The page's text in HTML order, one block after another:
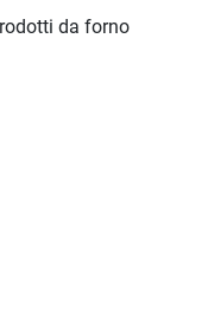
da forno